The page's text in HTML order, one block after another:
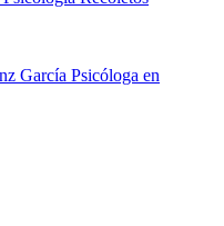
García Psicóloga en